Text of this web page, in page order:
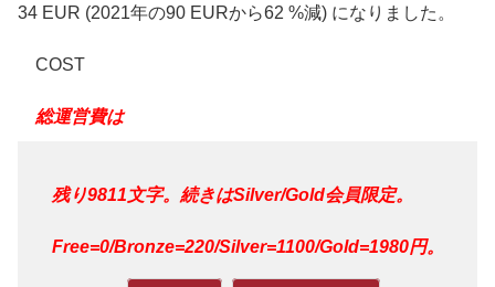
34 EUR (2021年の90 EURから62 %減) になりました。
COST
総運営費は
残り9811文字。続きはSilver/Gold会員限定。
Free=0/Bronze=220/Silver=1100/Gold=1980円。